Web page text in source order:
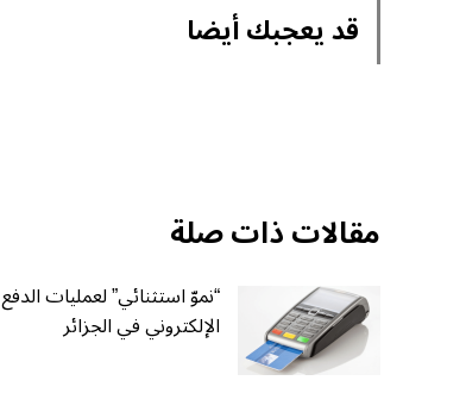
قد يعجبك أيضا
مقالات ذات صلة
“نموّ استثنائي” لعمليات الدفع
الإلكتروني في الجزائر